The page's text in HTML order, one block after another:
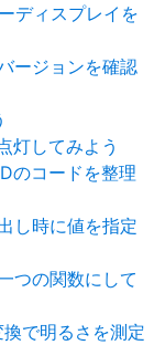
ディスプレイを
ージョンを確認
灯してみよう
のコードを整理
し時に値を指定
つの関数にして
で明るさを測定